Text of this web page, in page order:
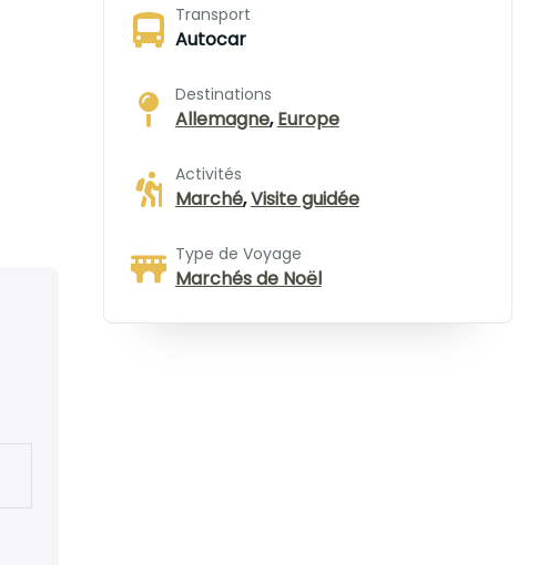
Transport
Autocar
Destinations
Allemagne,Europe
Activités
Marché,Visite guidée
Type de Voyage
Marchés de Noël